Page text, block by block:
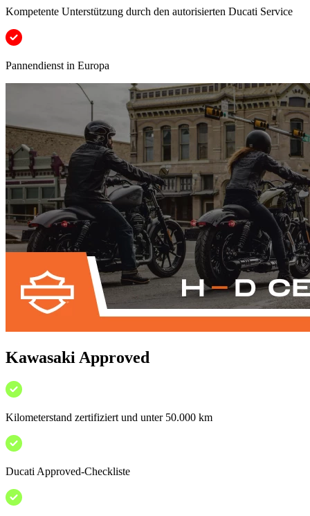
Kompetente Unterstützung durch den autorisierten Ducati Service
Pannendienst in Europa
Kawasaki Approved
Kilometerstand zertifiziert und unter 50.000 km
Ducati Approved-Checkliste